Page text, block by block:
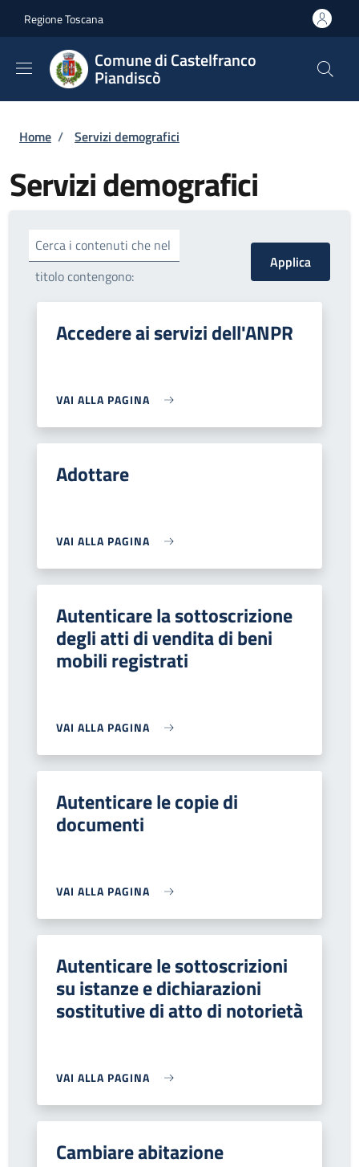
Regione Toscana
Comune di Castelfranco
Piandiscò
Briciole di pane
Home / Servizi demografici
Servizi demografici
Cerca i contenuti che nel
titolo contengono:
Accedere ai servizi dell'ANPR
VAI ALLA PAGINA
Adottare
VAI ALLA PAGINA
Autenticare la sottoscrizione
degli atti di vendita di beni
mobili registrati
VAI ALLA PAGINA
Autenticare le copie di
documenti
VAI ALLA PAGINA
Autenticare le sottoscrizioni
su istanze e dichiarazioni
sostitutive di atto di notorietà
VAI ALLA PAGINA
Cambiare abitazione